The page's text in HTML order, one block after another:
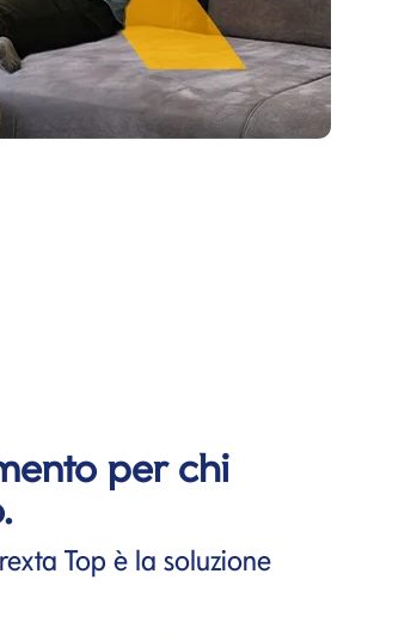
per chi
Top è la soluzione